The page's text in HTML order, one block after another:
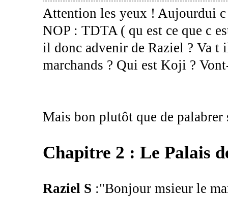
Attention les yeux ! Aujourdui
NOP : TDTA ( qu est ce que c
il donc advenir de Raziel ? Va t
marchands ? Qui est Koji ?
Mais bon plutôt que de
Chapitre 2 : Le Palais
Raziel S :"Bonjour msieur le